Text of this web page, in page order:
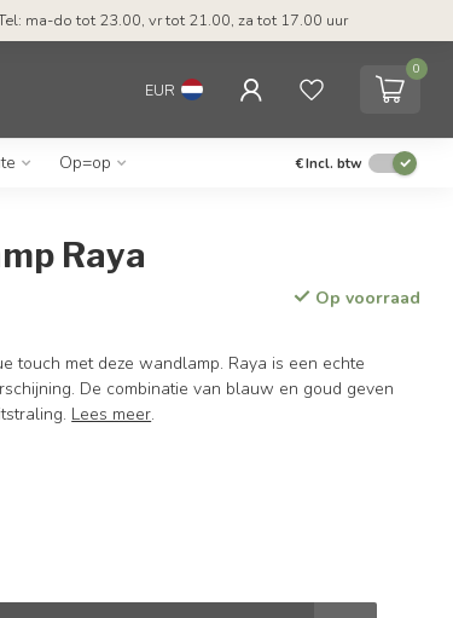
ma-do tot 23.00, vr tot 21.00, za tot 17.00 uur
EUR
0
Op=op €Incl. btw
Raya
Op voorraad
touch met deze wandlamp. Raya is een echte
De combinatie van blauw en goud geven
Lees meer.